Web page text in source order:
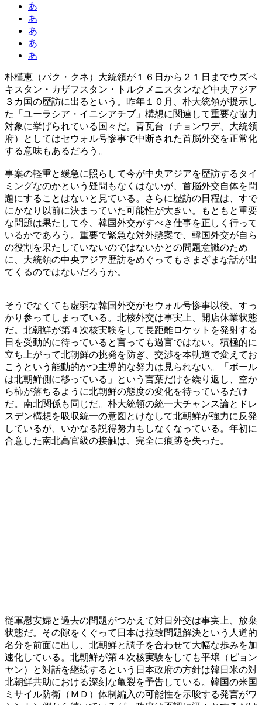
あ
あ
あ
あ
あ
朴槿恵（パク・クネ）大統領が１６日から２１日までウズベ
キスタン・カザフスタン・トルクメニスタンなど中央アジア
３カ国の歴訪に出るという。昨年１０月、朴大統領が提示し
た「ユーラシア・イニシアチブ」構想に関連して重要な協力
対象に挙げられている国々だ。青瓦台（チョンワデ、大統領
府）としてはセウォル号惨事で中断された首脳外交を正常化
する意味もあるだろう。
事案の軽重と緩急に照らして今が中央アジアを歴訪するタイ
ミングなのかという疑問もなくはないが、首脳外交自体を問
題にすることはないと見ている。さらに歴訪の日程は、すで
にかなり以前に決まっていた可能性が大きい。もともと重要
な問題は果たして今、韓国外交がすべき仕事を正しく行って
いるかであろう。重要で緊急な対外懸案で、韓国外交が自ら
の役割を果たしていないのではないかとの問題意識のため
に、大統領の中央アジア歴訪をめぐってもさまざまな話が出
てくるのではないだろうか。
そうでなくても虚弱な韓国外交がセウォル号惨事以後、すっ
かり参ってしまっている。北核外交は事実上、開店休業状態
だ。北朝鮮が第４次核実験をして長距離ロケットを発射する
日を受動的に待っていると言っても過言ではない。積極的に
立ち上がって北朝鮮の挑発を防ぎ、交渉を本軌道で変えてお
こうという能動的かつ主導的な努力は見られない。「ボール
は北朝鮮側に移っている」という言葉だけを繰り返し、空か
ら柿が落ちるように北朝鮮の態度の変化を待っているだけ
だ。南北関係も同じだ。朴大統領の統一大チャンス論とドレ
スデン構想を吸収統一の意図とけなして北朝鮮が強力に反発
しているが、いかなる説得努力もしなくなっている。年初に
合意した南北高官級の接触は、完全に痕跡を失った。
従軍慰安婦と過去の問題がつかえて対日外交は事実上、放棄
状態だ。その隙をくぐって日本は拉致問題解決という人道的
名分を前面に出し、北朝鮮と調子を合わせて大幅な歩みを加
速化している。北朝鮮が第４次核実験をしても平壌（ピョン
ヤン）と対話を継続するという日本政府の方針は韓日米の対
北朝鮮共助における深刻な亀裂を予告している。韓国の米国
ミサイル防衛（ＭＤ）体制編入の可能性を示唆する発言がワ